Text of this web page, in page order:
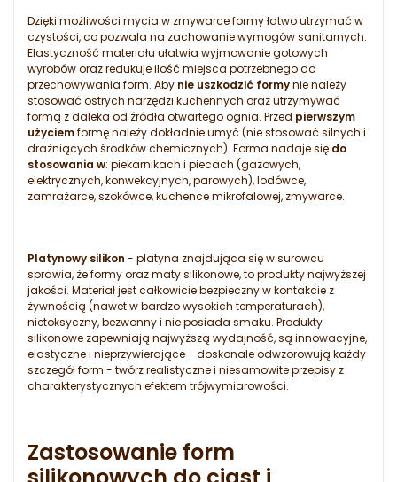
Dzięki możliwości mycia w zmywarce formy łatwo utrzymać w
czystości, co pozwala na zachowanie wymogów sanitarnych.
Elastyczność materiału ułatwia wyjmowanie gotowych
wyrobów oraz redukuje ilość miejsca potrzebnego do
przechowywania form. Aby nie uszkodzić formynie należy
stosować ostrych narzędzi kuchennych oraz utrzymywać
formą z daleka od źródła otwartego ognia. Przed pierwszym
użyciemformę należy dokładnie umyć (nie stosować silnych i
drażniących środków chemicznych). Forma nadaje się do
stosowania w: piekarnikach i piecach (gazowych,
elektrycznych, konwekcyjnych, parowych), lodówce,
zamrażarce, szokówce, kuchence mikrofalowej, zmywarce.
Platynowy silikon - platyna znajdująca się w surowcu
sprawia, że formy oraz maty silikonowe, to produkty najwyższej
jakości. Materiał jest całkowicie bezpieczny w kontakcie z
żywnością (nawet w bardzo wysokich temperaturach),
nietoksyczny, bezwonny i nie posiada smaku. Produkty
silikonowe zapewniają najwyższą wydajność, są innowacyjne,
elastyczne i nieprzywierające - doskonale odwzorowują każdy
szczegół form - twórz realistyczne i niesamowite przepisy z
charakterystycznych efektem trójwymiarowości.
Zastosowanie form